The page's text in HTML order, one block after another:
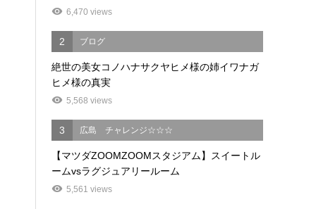
6,470 views
2 ブログ
絶世の美女コノハナサクヤヒメ様の姉イワナガ
ヒメ様の真実
5,568 views
3 広島 チャレンジ☆☆☆
【マツダZOOMZOOMスタジアム】スイートル
ームvsラグジュアリールーム
5,561 views